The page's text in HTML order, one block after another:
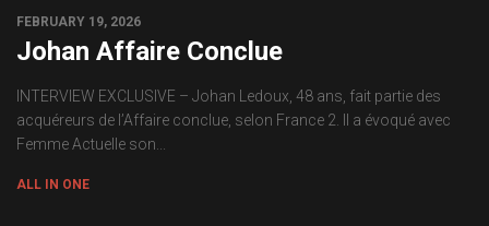
FEBRUARY 19, 2026
Johan Affaire Conclue
INTERVIEW EXCLUSIVE – Johan Ledoux, 48 ans, fait partie des
acquéreurs de l’Affaire conclue, selon France 2. Il a évoqué avec
Femme Actuelle son...
ALL IN ONE